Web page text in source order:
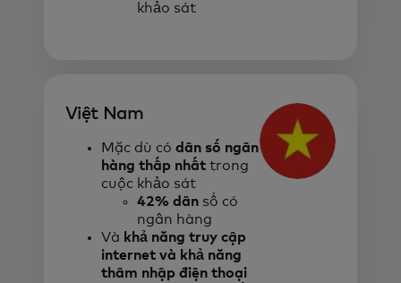
khảo sát
Việt Nam
Mặc dù có dân số ngân
hàng thấp nhấttrong
cuộc khảo sát
42% dânsố có
ngân hàng
Và khả năng truy cập
internet và khả năng
thâm nhập điện thoại